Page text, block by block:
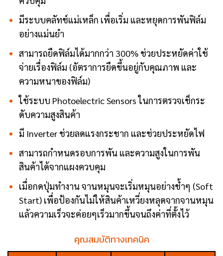
มีระบบคลัทช์แม่เหล็ก เพื่อเริ่ม และหยุดการพันฟิล์ม
อย่างแม่นยำ
สามารถยืดฟิล์มได้มากกว่า 300% ช่วยประหยัดค่าใช้
จ่ายเรื่องฟิล์ม (อัตราการยืดขึ้นอยู่กับคุณภาพ และ
ความหนาของฟิล์ม)
ใช้ระบบ Photoelectric Sensors ในการตรวจเช็กระ
ดับความสูงสินค้า
มี Inverter ช่วยลดแรงกระชาก และช่วยประหยัดไฟ
สามารถกำหนดรอบการพัน และความสูงในการพัน
สินค้าได้จากแผงควบคุม
เมื่อกดปุ่มทำงาน จานหมุนจะเริ่มหมุนอย่างช้ำๆ (Soft
Start) เพื่อป้องกันไม่ให้สินค้าเหวี่ยงหลุดจากจานหมุน
แล้วความเร็วจะค่อยๆเร็วมากขึ้นจนถึงค่าที่ตั้งไว้
คุณสมบัติทางเทคนิค